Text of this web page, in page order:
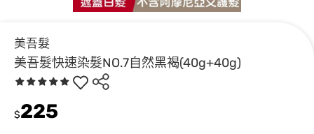
美吾髮
美吾髮快速染髮NO.7自然黑褐(40g+40g)
$225